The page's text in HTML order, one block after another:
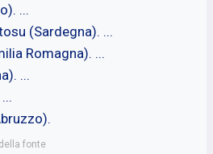
...
(Sardegna). ...
Romagna). ...
...
fonte